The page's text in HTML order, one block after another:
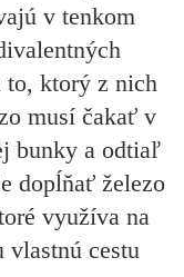
v tenkom
to, ktorý z nich
musí čakať v
bunky a odtiaľ
dopĺňať železo
využíva na
vlastnú cestu